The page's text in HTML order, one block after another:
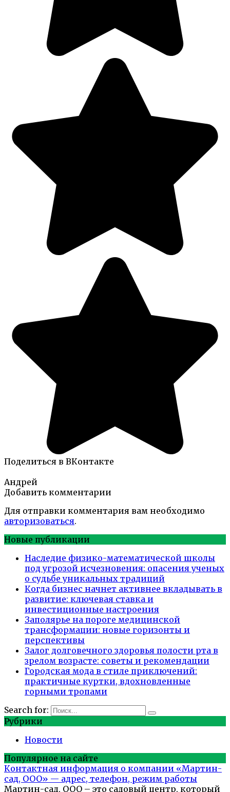
Поделиться в ВКонтакте
Андрей
Добавить комментарии
Для отправки комментария вам необходимо
авторизоваться.
Новые публикации
Наследие физико-математической школы
под угрозой исчезновения: опасения ученых
о судьбе уникальных традиций
Когда бизнес начнет активнее вкладывать в
развитие: ключевая ставка и
инвестиционные настроения
Заполярье на пороге медицинской
трансформации: новые горизонты и
перспективы
Залог долговечного здоровья полости рта в
зрелом возрасте: советы и рекомендации
Городская мода в стиле приключений:
практичные куртки, вдохновленные
горными тропами
Search for:
Рубрики
Новости
Популярное на сайте
Контактная информация о компании «Мартин-
сад, ООО» — адрес, телефон, режим работы
Мартин-сад, ООО – это садовый центр, который